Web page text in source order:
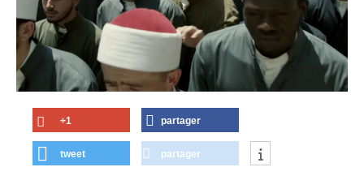
+1 partager
tweet partager